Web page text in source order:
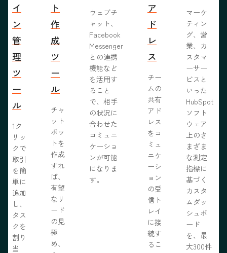
イ
ン
管
理
ツ
ー
ル
1ク
リッ
クで
取引
を簡
単に
追加
し、
タス
クを
割り
当
ト
作
成
ツ
ー
ル
チャ
ット
ボッ
トを
作成
すれ
ば、
有望
なリ
ード
の見
極
め、
ウェブチ
ャット、
Facebook
Messenger
との連携
機能など
を活用す
ること
で、相手
の状況に
合わせた
コミュニ
ケーショ
ンが可能
になりま
す。
ア
ド
レ
ス
チー
ムの
共有
アド
レス
をコ
ミュ
ニケ
ーシ
ョン
の受
信ト
レイ
に接
続す
るこ
マーケ
ティン
グ、営
業、カ
スタマ
ーサー
ビスと
いった
HubSpot
ソフト
ウェア
上のさ
まざま
な測定
指標に
基づく
カスタ
ムダッ
シュボ
ード
を、最
大300件